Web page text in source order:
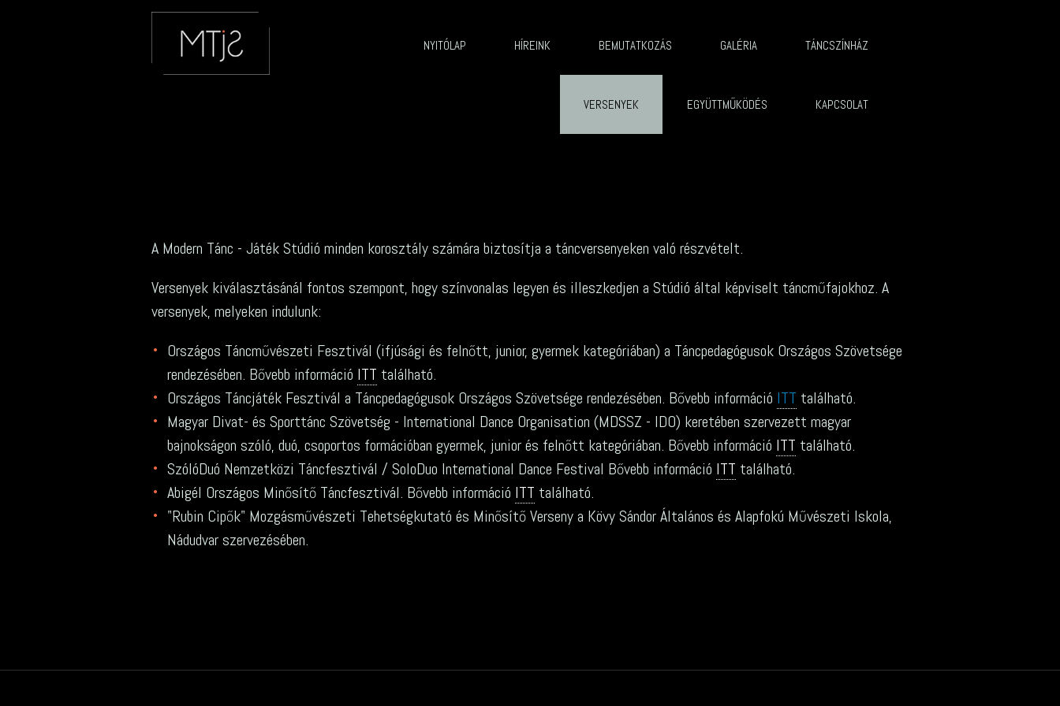
NYITÓLAP HÍREINK BEMUTATKOZÁS GALÉRIA TÁNCSZÍNHÁZ
VERSENYEK EGYÜTTMŰKÖDÉS KAPCSOLAT
A Modern Tánc - Játék Stúdió minden korosztály számára biztosítja a táncversenyeken való részvételt.
Versenyek kiválasztásánál fontos szempont, hogy színvonalas legyen és illeszkedjen a Stúdió által képviselt táncműfajokhoz. A
versenyek, melyeken indulunk:
Országos Táncművészeti Fesztivál (ifjúsági és felnőtt, junior, gyermek kategóriában) a Táncpedagógusok Országos Szövetsége
rendezésében. Bővebb információ ITT található.
Országos Táncjáték Fesztivál a Táncpedagógusok Országos Szövetsége rendezésében. Bővebb információ ITT található.
Magyar Divat- és Sporttánc Szövetség - International Dance Organisation (MDSSZ - IDO) keretében szervezett magyar
bajnokságon szóló, duó, csoportos formációban gyermek, junior és felnőtt kategóriában. Bővebb információ ITT található.
SzólóDuó Nemzetközi Táncfesztivál / SoloDuo International Dance Festival Bővebb információ ITT található.
Abigél Országos Minősítő Táncfesztivál. Bővebb információ ITT található.
"Rubin Cipők" Mozgásművészeti Tehetségkutató és Minősítő Verseny a Kövy Sándor Általános és Alapfokú Művészeti Iskola,
Nádudvar szervezésében.